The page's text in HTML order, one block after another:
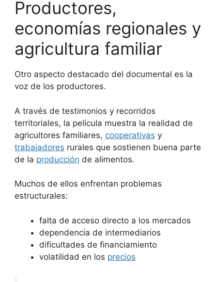
Productores,
economías regionales y
agricultura familiar
Otro aspecto destacado del documental es la
voz de los productores.
A través de testimonios y recorridos
territoriales, la película muestra la realidad de
agricultores familiares, cooperativas y
trabajadores rurales que sostienen buena parte
de la producción de alimentos.
Muchos de ellos enfrentan problemas
estructurales:
falta de acceso directo a los mercados
dependencia de intermediarios
dificultades de financiamiento
volatilidad en los precios